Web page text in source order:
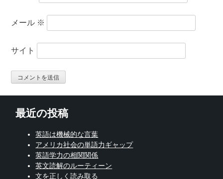
メール ※
サイト
最近の投稿
英語は機械的な言葉
アメリカ社会の単語力ギャップ
英語学力の相関関係
英文読解のルーティーン
文を正しく読み取る